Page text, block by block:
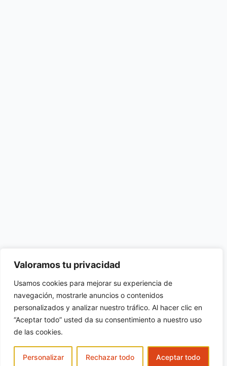
Valoramos tu privacidad
Usamos cookies para mejorar su experiencia de
navegación, mostrarle anuncios o contenidos
personalizados y analizar nuestro tráfico. Al hacer clic en
“Aceptar todo” usted da su consentimiento a nuestro uso
de las cookies.
Personalizar Rechazar todo Aceptar todo